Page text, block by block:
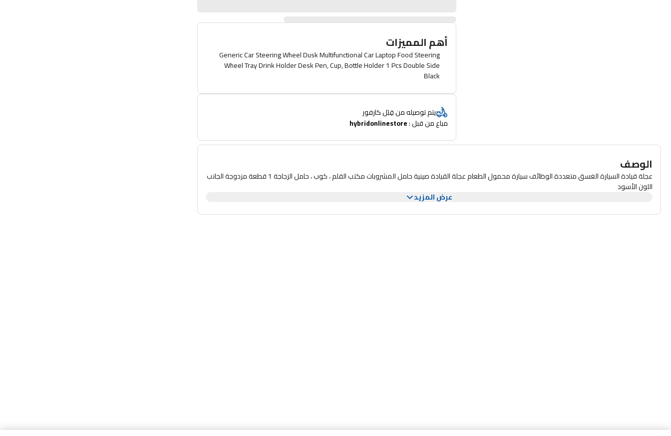
أهم المميزات
Generic Car Steering Wheel Dusk Multifunctional Car Laptop Food Steering
Wheel Tray Drink Holder Desk Pen, Cup, Bottle Holder 1 Pcs Double Side
Black
يتم توصيله من قِبَل كارفور
مباع من قبل : hybridonlinestore
الوصف
عجلة قيادة السيارة الغسق متعددة الوظائف سيارة محمول الطعام عجلة القيادة صينية حامل المشروبات مكتب القلم ، كوب ، حامل الزجاجة 1 قطعة مزدوجة الجانب
اللون الأسود
عرض المزيد